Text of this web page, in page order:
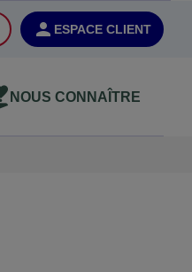
ESPACE CLIENT
NOUS CONNAÎTRE